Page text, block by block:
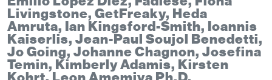
Livingstone, GetFreaky, Heda
Amruta, Ian Kingsford-Smith, Ioannis
Kaiserlis, Jean-Paul Soujol Benedetti,
Jo Going, Johanne Chagnon, Josefina
Temin, Kimberly Adamis, Kirsten